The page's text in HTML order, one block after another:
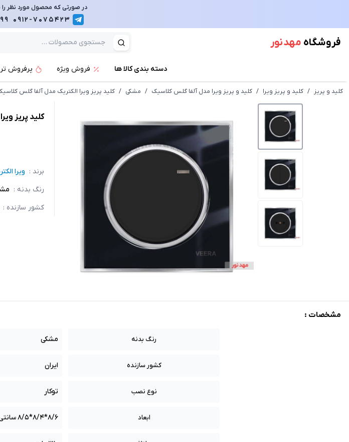
در صورتی که محصول مورد نظر را
0912-7075423
فروشگاه مهد نور
دسته بندی کالا ها فروش ویژه پرفروش
کلید و پریز / کلید و پریز ویرا / کلید و پریز ویرا مدل آلفا گلس کلاسیک / مشکی / کلید پریز ویرا الکتریک مدل آلفا گلس
کلید پریز
برند : ویرا
رنگ بدنه :
کشور سازنده :
مشخصات :
رنگ بدنه مشکی
کشور سازنده ایران
نوع نصب توکار
ابعاد 8/6*8/4*8/5 سانتی متر